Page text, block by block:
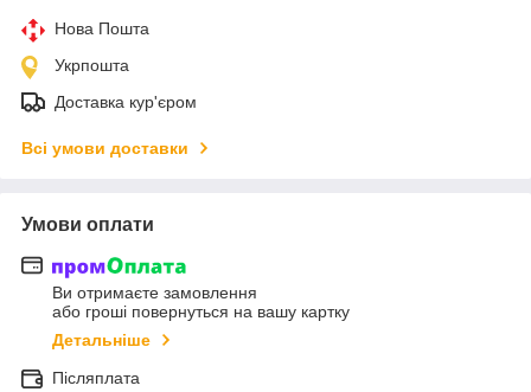
Нова Пошта
Укрпошта
Доставка кур'єром
Всі умови доставки
Умови оплати
Ви отримаєте замовлення
або гроші повернуться на вашу картку
Детальніше
Післяплата